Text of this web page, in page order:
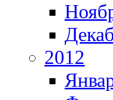
2012